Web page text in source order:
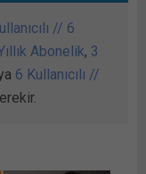
// 6
Abonelik, 3
6 Kullanıcılı //